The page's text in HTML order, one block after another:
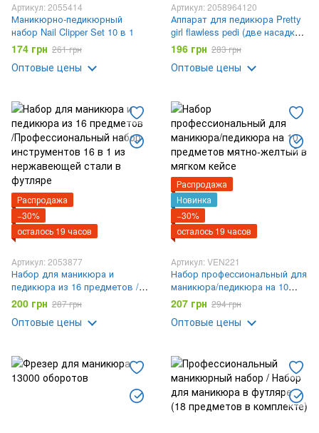
Артикул: 2055414
Маникюрно-педикюрный
набор Nail Clipper Set 10 в 1
174 грн 261 грн
Оптовые цены
Артикул: 2058964120
Аппарат для педикюра Pretty
girl flawless pedi (две насадки)
AND-98
196 грн 283 грн
Оптовые цены
Распродажа
−30%
осталось 19 часов
Артикул: 2053877
Набор для маникюра и
педикюра из 16 предметов /
Профессиональный набор
инструментов 16 в 1 из
нержавеющей стали в
200 грн 287 грн
Оптовые цены
Распродажа
Новинка
−30%
осталось 19 часов
Артикул: VEN221
Набор профессиональный для
маникюра/педикюра на 10
предметов мятно-желтый в
мягком кейсе
207 грн 294 грн
Оптовые цены